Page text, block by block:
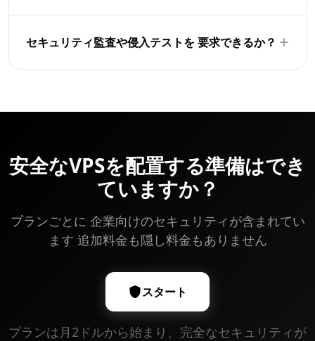
リティアドバイスを送信し、制御パネルを通じてワン
しており、全ての施設は24時間の物理的セキュリテ
セキュリティ監査や侵入テストを 要求できるか？ +
テムがテストを攻撃としてフラグ付けしないように、
絡してください。
安全なVPSを配置する準備はでき
ていますか？
プランごとに 企業向けのセキュリティが含まれてい
ます 追加料金も隠し料金もありません
スタート
プランは月2ドルから始まり、完全なセキュリティが